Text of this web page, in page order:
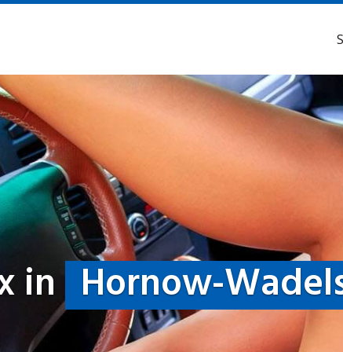
in Hornow-